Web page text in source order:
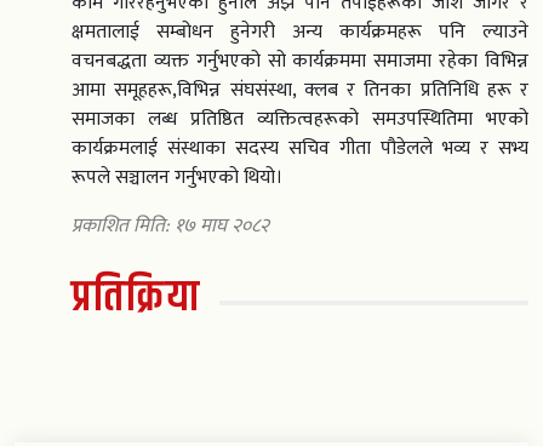
क्षमतालाई सम्बोधन हुनेगरी अन्य कार्यक्रमहरू पनि ल्याउने
वचनबद्धता व्यक्त गर्नुभएको सो कार्यक्रममा समाजमा रहेका विभिन्न
आमा समूहहरू,विभिन्न संघसंस्था, क्लब र तिनका प्रतिनिधि हरू र
समाजका लब्ध प्रतिष्ठित व्यक्तित्वहरूको समउपस्थितिमा भएको
कार्यक्रमलाई संस्थाका सदस्य सचिव गीता पौडेलले भव्य र सभ्य
रूपले सञ्चालन गर्नुभएको थियो।
प्रकाशित मिति: १७ माघ २०८२
प्रतिक्रिया